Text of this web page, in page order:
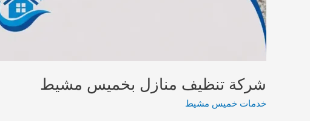
شركة تنظيف منازل بخميس مشيط
خدمات خميس مشيط